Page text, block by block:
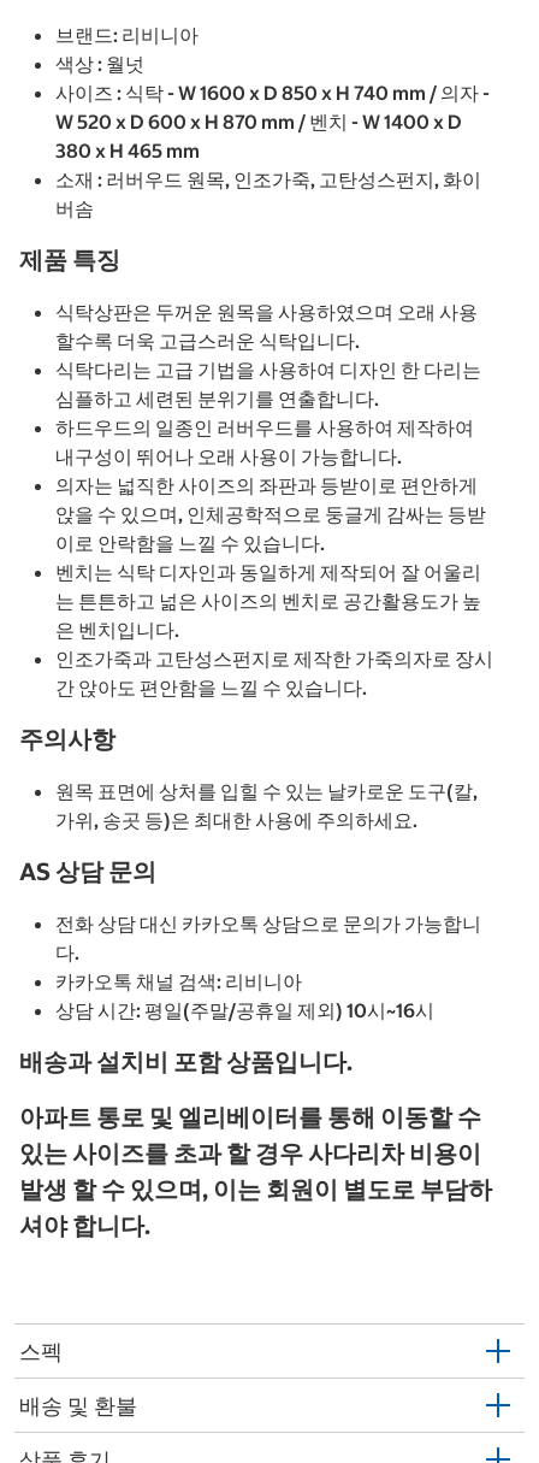
브랜드: 리비니아
색상 : 월넛
사이즈 : 식탁 - W 1600 x D 850 x H 740 mm / 의자 -
W 520 x D 600 x H 870 mm / 벤치 - W 1400 x D
380 x H 465 mm
소재 : 러버우드 원목, 인조가죽, 고탄성스펀지, 화이
버솜
제품 특징
식탁상판은 두꺼운 원목을 사용하였으며 오래 사용
할수록 더욱 고급스러운 식탁입니다.
식탁다리는 고급 기법을 사용하여 디자인 한 다리는
심플하고 세련된 분위기를 연출합니다.
하드우드의 일종인 러버우드를 사용하여 제작하여
내구성이 뛰어나 오래 사용이 가능합니다.
의자는 넓직한 사이즈의 좌판과 등받이로 편안하게
앉을 수 있으며, 인체공학적으로 둥글게 감싸는 등받
이로 안락함을 느낄 수 있습니다.
벤치는 식탁 디자인과 동일하게 제작되어 잘 어울리
는 튼튼하고 넒은 사이즈의 벤치로 공간활용도가 높
은 벤치입니다.
인조가죽과 고탄성스펀지로 제작한 가죽의자로 장시
간 앉아도 편안함을 느낄 수 있습니다.
주의사항
원목 표면에 상처를 입힐 수 있는 날카로운 도구(칼,
가위, 송곳 등)은 최대한 사용에 주의하세요.
AS 상담 문의
전화 상담 대신 카카오톡 상담으로 문의가 가능합니
다.
카카오톡 채널 검색: 리비니아
상담 시간: 평일(주말/공휴일 제외) 10시~16시
배송과 설치비 포함 상품입니다.
아파트 통로 및 엘리베이터를 통해 이동할 수
있는 사이즈를 초과 할 경우 사다리차 비용이
발생 할 수 있으며, 이는 회원이 별도로 부담하
셔야 합니다.
스펙
배송 및 환불